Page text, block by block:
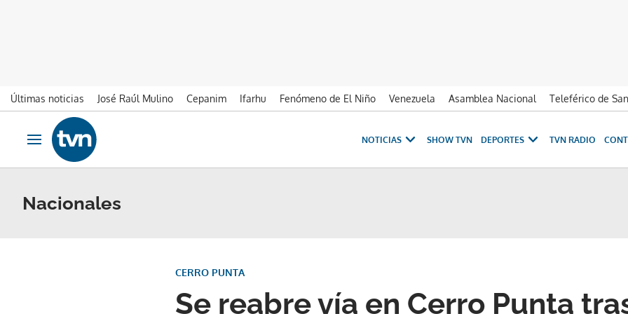
Últimas noticias José Raúl Mulino Cepanim Ifarhu Fenómeno de El Niño Venezuela Asamblea Nacional Teleférico de
Ir al contenido
Obrir navegació
NOTICIAS SHOW TVN DEPORTES TVN RADIO
Nacionales
Se reabre vía en Cerro Punta
CERRO PUNTA